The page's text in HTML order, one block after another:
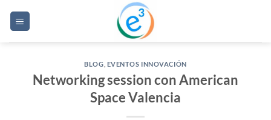
BLOG EVENTOS INNOVACIÓN
Networking session con American
Space Valencia